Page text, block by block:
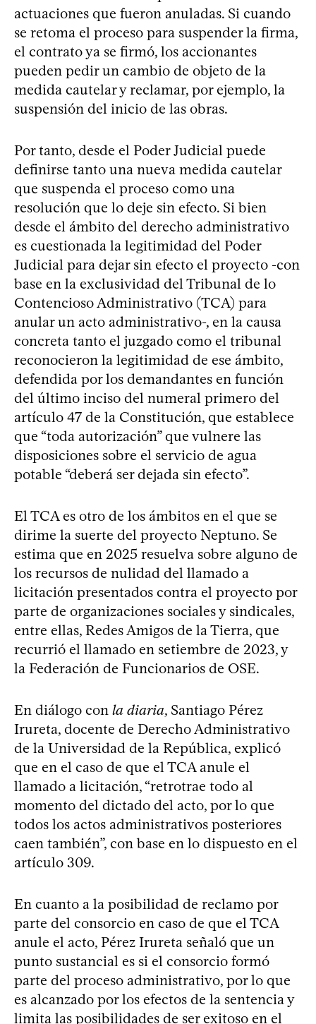
actuaciones que fueron anuladas. Si cuando
se retoma el proceso para suspender la firma,
el contrato ya se firmó, los accionantes
pueden pedir un cambio de objeto de la
medida cautelar y reclamar, por ejemplo, la
suspensión del inicio de las obras.
Por tanto, desde el Poder Judicial puede
definirse tanto una nueva medida cautelar
que suspenda el proceso como una
resolución que lo deje sin efecto. Si bien
desde el ámbito del derecho administrativo
es cuestionada la legitimidad del Poder
Judicial para dejar sin efecto el proyecto -con
base en la exclusividad del Tribunal de lo
Contencioso Administrativo (TCA) para
anular un acto administrativo-, en la causa
concreta tanto el juzgado como el tribunal
reconocieron la legitimidad de ese ámbito,
defendida por los demandantes en función
del último inciso del numeral primero del
artículo 47 de la Constitución, que establece
que “toda autorización” que vulnere las
disposiciones sobre el servicio de agua
potable “deberá ser dejada sin efecto”.
El TCA es otro de los ámbitos en el que se
dirime la suerte del proyecto Neptuno. Se
estima que en 2025 resuelva sobre alguno de
los recursos de nulidad del llamado a
licitación presentados contra el proyecto por
parte de organizaciones sociales y sindicales,
entre ellas, Redes Amigos de la Tierra, que
recurrió el llamado en setiembre de 2023, y
la Federación de Funcionarios de OSE.
En diálogo con la diaria, Santiago Pérez
Irureta, docente de Derecho Administrativo
de la Universidad de la República, explicó
que en el caso de que el TCA anule el
llamado a licitación, “retrotrae todo al
momento del dictado del acto, por lo que
todos los actos administrativos posteriores
caen también”, con base en lo dispuesto en el
artículo 309.
En cuanto a la posibilidad de reclamo por
parte del consorcio en caso de que el TCA
anule el acto, Pérez Irureta señaló que un
punto sustancial es si el consorcio formó
parte del proceso administrativo, por lo que
es alcanzado por los efectos de la sentencia y
limita las posibilidades de ser exitoso en el